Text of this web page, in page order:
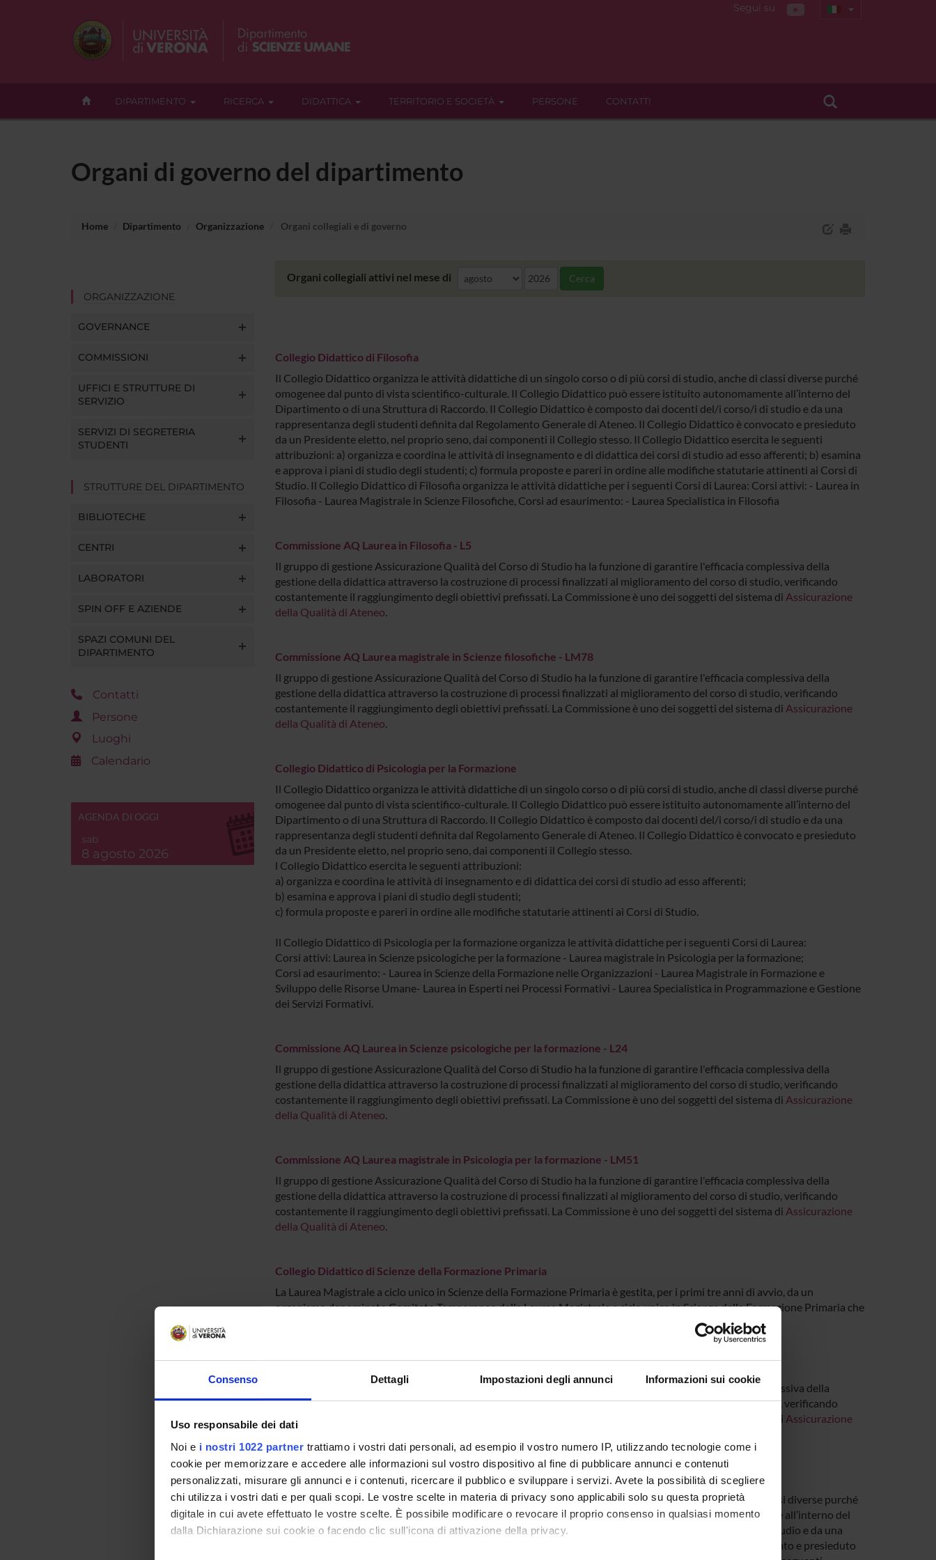
Consenso Dettagli Impostazioni degli annunci Informazioni sui cookie
Uso responsabile dei dati
Noi e i nostri 1022 partner trattiamo i vostri dati personali, ad esempio il vostro numero IP, utilizzando tecnologie come i
cookie per memorizzare e accedere alle informazioni sul vostro dispositivo al fine di pubblicare annunci e contenuti
personalizzati, misurare gli annunci e i contenuti, ricercare il pubblico e sviluppare i servizi. Avete la possibilità di scegliere
chi utilizza i vostri dati e per quali scopi. Le vostre scelte in materia di privacy sono applicabili solo su questa proprietà
digitale in cui avete effettuato le vostre scelte. È possibile modificare o revocare il proprio consenso in qualsiasi momento
dalla Dichiarazione sui cookie o facendo clic sull'icona di attivazione della privacy.
Segui su
DIPARTIMENTO RICERCA DIDATTICA TERRITORIO E SOCIETÀ PERSONE CONTATTI
Organi di governo del dipartimento
Home Dipartimento Organizzazione Organi collegiali e di governo
ORGANIZZAZIONE
GOVERNANCE
COMMISSIONI
UFFICI E STRUTTURE DI
SERVIZIO
SERVIZI DI SEGRETERIA
STUDENTI
STRUTTURE DEL DIPARTIMENTO
BIBLIOTECHE
CENTRI
LABORATORI
SPIN OFF E AZIENDE
SPAZI COMUNI DEL
DIPARTIMENTO
Contatti
Persone
Luoghi
Calendario
AGENDA DI OGGI
sab
8 agosto 2026
Organi collegiali attivi nel mese di Cerca
Collegio Didattico di Filosofia
Il Collegio Didattico organizza le attività didattiche di un singolo corso o di più corsi di studio, anche di classi diverse purché
omogenee dal punto di vista scientifico-culturale. Il Collegio Didattico può essere istituito autonomamente all’interno del
Dipartimento o di una Struttura di Raccordo. Il Collegio Didattico è composto dai docenti del/i corso/i di studio e da una
rappresentanza degli studenti definita dal Regolamento Generale di Ateneo. Il Collegio Didattico è convocato e presieduto
da un Presidente eletto, nel proprio seno, dai componenti il Collegio stesso. Il Collegio Didattico esercita le seguenti
attribuzioni: a) organizza e coordina le attività di insegnamento e di didattica dei corsi di studio ad esso afferenti; b) esamina
e approva i piani di studio degli studenti; c) formula proposte e pareri in ordine alle modifiche statutarie attinenti ai Corsi di
Studio. Il Collegio Didattico di Filosofia organizza le attività didattiche per i seguenti Corsi di Laurea: Corsi attivi: - Laurea in
Filosofia - Laurea Magistrale in Scienze Filosofiche, Corsi ad esaurimento: - Laurea Specialistica in Filosofia
Commissione AQ Laurea in Filosofia - L5
Il gruppo di gestione Assicurazione Qualità del Corso di Studio ha la funzione di garantire l'efficacia complessiva della
gestione della didattica attraverso la costruzione di processi finalizzati al miglioramento del corso di studio, verificando
costantemente il raggiungimento degli obiettivi prefissati. La Commissione è uno dei soggetti del sistema di Assicurazione
della Qualità di Ateneo.
Commissione AQ Laurea magistrale in Scienze filosofiche - LM78
Il gruppo di gestione Assicurazione Qualità del Corso di Studio ha la funzione di garantire l'efficacia complessiva della
gestione della didattica attraverso la costruzione di processi finalizzati al miglioramento del corso di studio, verificando
costantemente il raggiungimento degli obiettivi prefissati. La Commissione è uno dei soggetti del sistema di Assicurazione
della Qualità di Ateneo.
Collegio Didattico di Psicologia per la Formazione
Il Collegio Didattico organizza le attività didattiche di un singolo corso o di più corsi di studio, anche di classi diverse purché
omogenee dal punto di vista scientifico-culturale. Il Collegio Didattico può essere istituito autonomamente all’interno del
Dipartimento o di una Struttura di Raccordo. Il Collegio Didattico è composto dai docenti del/i corso/i di studio e da una
rappresentanza degli studenti definita dal Regolamento Generale di Ateneo. Il Collegio Didattico è convocato e presieduto
da un Presidente eletto, nel proprio seno, dai componenti il Collegio stesso.
l Collegio Didattico esercita le seguenti attribuzioni:
a) organizza e coordina le attività di insegnamento e di didattica dei corsi di studio ad esso afferenti;
b) esamina e approva i piani di studio degli studenti;
c) formula proposte e pareri in ordine alle modifiche statutarie attinenti ai Corsi di Studio.
Il Collegio Didattico di Psicologia per la formazione organizza le attività didattiche per i seguenti Corsi di Laurea:
Corsi attivi: Laurea in Scienze psicologiche per la formazione - Laurea magistrale in Psicologia per la formazione;
Corsi ad esaurimento: - Laurea in Scienze della Formazione nelle Organizzazioni - Laurea Magistrale in Formazione e
Sviluppo delle Risorse Umane- Laurea in Esperti nei Processi Formativi - Laurea Specialistica in Programmazione e Gestione
dei Servizi Formativi.
Commissione AQ Laurea in Scienze psicologiche per la formazione - L24
Il gruppo di gestione Assicurazione Qualità del Corso di Studio ha la funzione di garantire l'efficacia complessiva della
gestione della didattica attraverso la costruzione di processi finalizzati al miglioramento del corso di studio, verificando
costantemente il raggiungimento degli obiettivi prefissati. La Commissione è uno dei soggetti del sistema di Assicurazione
della Qualità di Ateneo.
Commissione AQ Laurea magistrale in Psicologia per la formazione - LM51
Il gruppo di gestione Assicurazione Qualità del Corso di Studio ha la funzione di garantire l'efficacia complessiva della
gestione della didattica attraverso la costruzione di processi finalizzati al miglioramento del corso di studio, verificando
costantemente il raggiungimento degli obiettivi prefissati. La Commissione è uno dei soggetti del sistema di Assicurazione
della Qualità di Ateneo.
Collegio Didattico di Scienze della Formazione Primaria
La Laurea Magistrale a ciclo unico in Scienze della Formazione Primaria è gestita, per i primi tre anni di avvio, da un
organismo denominato Comitato Temporaneo della Laurea Magistrale a ciclo unico in Scienze della Formazione Primaria che
Il gruppo di gestione Assicurazione Qualità del Corso di Studio ha la funzione di garantire l'efficacia complessiva della
gestione della didattica attraverso la costruzione di processi finalizzati al miglioramento del corso di studio, verificando
costantemente il raggiungimento degli obiettivi prefissati. La Commissione è uno dei soggetti del sistema di Assicurazione
Collegio Didattico di Scienze Pedagogiche
Il Collegio Didattico organizza le attività didattiche di un singolo corso o di più corsi di studio, anche di classi diverse purché
omogenee dal punto di vista scientifico-culturale. Il Collegio Didattico può essere istituito autonomamente all’interno del
Dipartimento o di una Struttura di Raccordo. Il Collegio Didattico è composto dai docenti del/i corso/i di studio e da una
rappresentanza degli studenti definita dal Regolamento Generale di Ateneo. Il Collegio Didattico è convocato e presieduto